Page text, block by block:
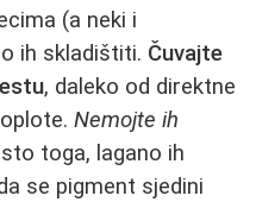
(a neki i
ih skladištiti. Čuvajte
, daleko od direktne
Nemojte ih
toga, lagano ih
se pigment sjedini